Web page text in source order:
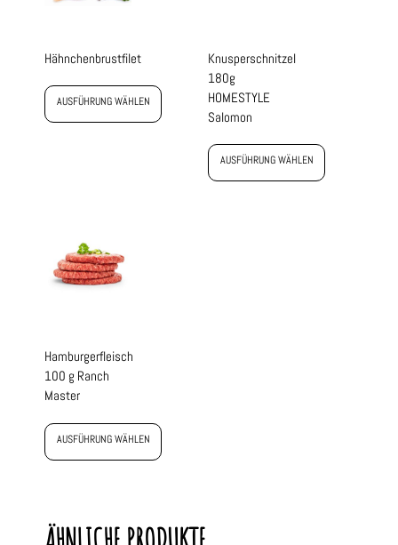
Hähnchenbrustfilet
AUSFÜHRUNG WÄHLEN
Knusperschnitzel
180g
HOMESTYLE
Salomon
AUSFÜHRUNG WÄHLEN
Hamburgerfleisch
100 g Ranch
Master
AUSFÜHRUNG WÄHLEN